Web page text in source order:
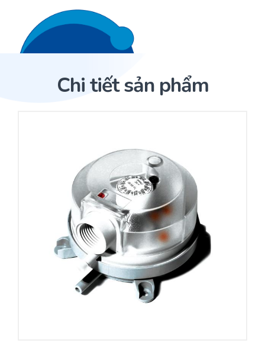
Trang Chủ
Cảm biến ACI
Nhà phân phối cảm biến
Nhà sản xuất thiết bị điều khiển
Cung cấp giải pháp quản lý cho toà nhà (BMS)
Bảo trì – Bảo dưỡng hệ thống
Tư vấn – Thiết kế – Cung cấp thiết bị HVAC
Yêu cầu báo giá
Chi tiết sản phẩm